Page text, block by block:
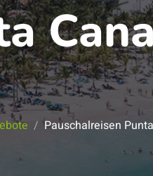
Pauschalreisen